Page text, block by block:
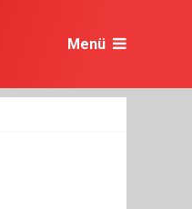
Menü